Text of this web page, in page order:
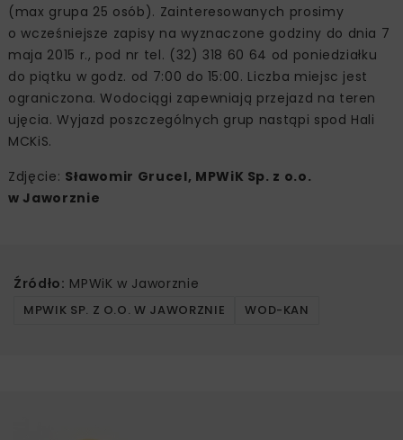
(max grupa 25 osób). Zainteresowanych prosimy
o wcześniejsze zapisy na wyznaczone godziny do dnia 7
maja 2015 r., pod nr tel. (32) 318 60 64 od poniedziałku
do piątku w godz. od 7:00 do 15:00. Liczba miejsc jest
ograniczona. Wodociągi zapewniają przejazd na teren
ujęcia. Wyjazd poszczególnych grup nastąpi spod Hali
MCKiS.
Zdjęcie: Sławomir Grucel, MPWiK Sp. z o.o.
w Jaworznie
Źródło: MPWiK w Jaworznie
MPWIK SP. Z O.O. W JAWORZNIE WOD-KAN